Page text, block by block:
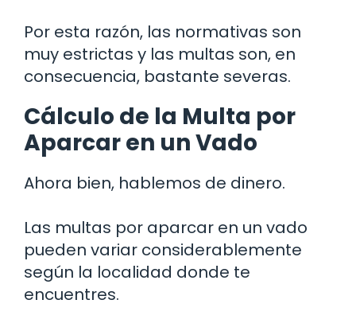
Por esta razón, las normativas son
muy estrictas y las multas son, en
consecuencia, bastante severas.
Cálculo de la Multa por
Aparcar en un Vado
Ahora bien, hablemos de dinero.
Las multas por aparcar en un vado
pueden variar considerablemente
según la localidad donde te
encuentres.